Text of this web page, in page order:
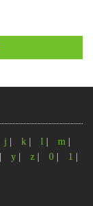
j k l m
y z 0 1